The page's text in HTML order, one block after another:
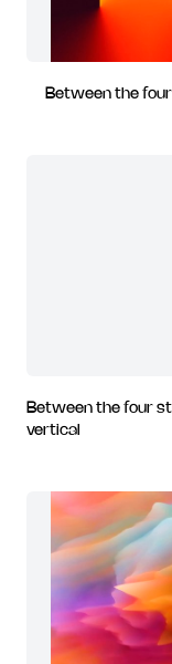
Between the
Between the four
vertical